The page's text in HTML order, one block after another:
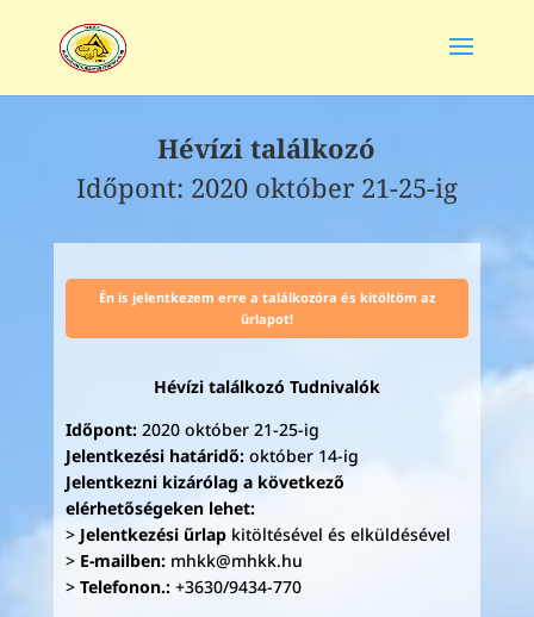
Hévízi találkozó
Időpont: 2020 október 21-25-ig
Én is jelentkezem erre a találkozóra és kitöltöm az
űrlapot!
Hévízi találkozó Tudnivalók
Időpont:2020 október 21-25-ig
Jelentkezési határidő:október 14-ig
Jelentkezni kizárólag a következő
elérhetőségeken lehet:
> Jelentkezési űrlapkitöltésével és elküldésével
> E-mailben:mhkk@mhkk.hu
> Telefonon.:+3630/9434-770